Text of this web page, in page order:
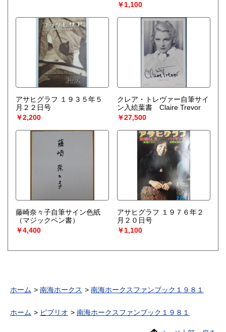
￥1,100
アサヒグラフ １９３５年５
月２２日号
￥2,200
クレア・トレヴァー自筆サイ
ン入絵葉書 Claire Trevor
￥27,500
藤崎奈々子自筆サイン色紙
（マジックペン書）
￥4,400
アサヒグラフ １９７６年２
月２０日号
￥1,100
ホーム 南海ホークス 南海ホークスファンブック１９８１
ホーム ビブリオ 南海ホークスファンブック１９８１